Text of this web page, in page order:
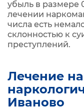
убыль в размере
лечении
числа есть
склонностью к
преступлений.
Лечение
Иваново